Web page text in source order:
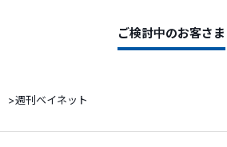
ご検討中のお客さま
>週刊ベイネット